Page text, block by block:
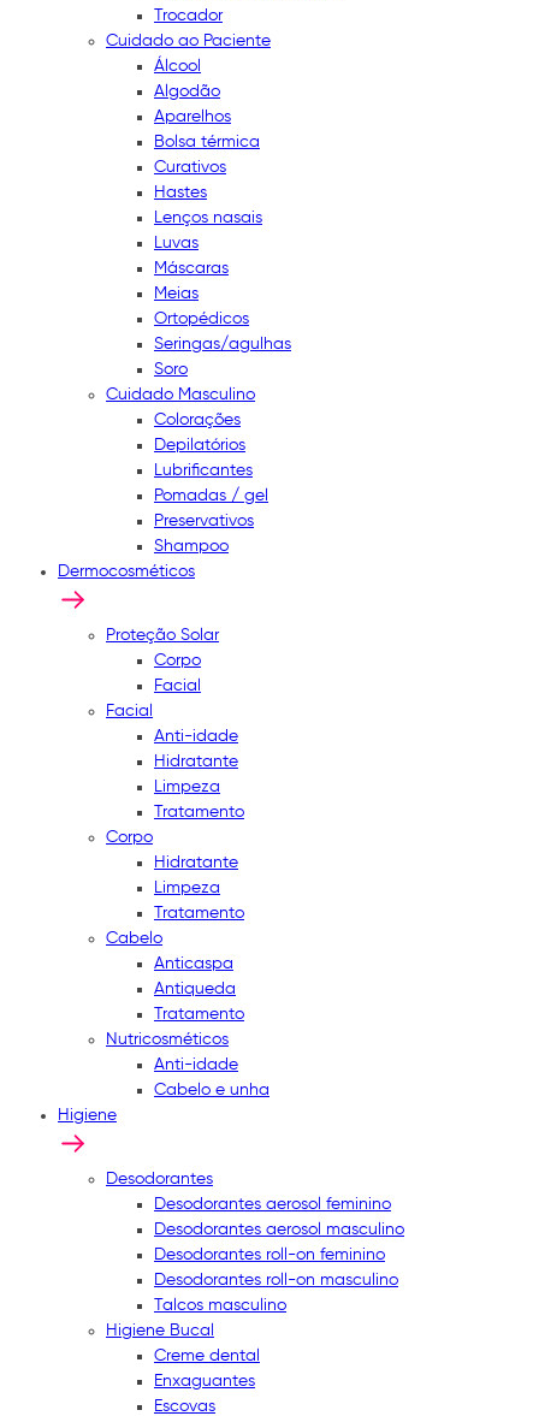
Trocador
Cuidado ao Paciente
Álcool
Algodão
Aparelhos
Bolsa térmica
Curativos
Hastes
Lenços nasais
Luvas
Máscaras
Meias
Ortopédicos
Seringas/agulhas
Soro
Cuidado Masculino
Colorações
Depilatórios
Lubrificantes
Pomadas / gel
Preservativos
Shampoo
Dermocosméticos
Proteção Solar
Corpo
Facial
Facial
Anti-idade
Hidratante
Limpeza
Tratamento
Corpo
Hidratante
Limpeza
Tratamento
Cabelo
Anticaspa
Antiqueda
Tratamento
Nutricosméticos
Anti-idade
Cabelo e unha
Higiene
Desodorantes
Desodorantes aerosol feminino
Desodorantes aerosol masculino
Desodorantes roll-on feminino
Desodorantes roll-on masculino
Talcos masculino
Higiene Bucal
Creme dental
Enxaguantes
Escovas